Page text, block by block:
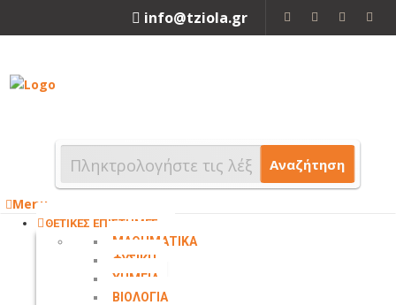
info@tziola.gr
Αναζήτηση
Menu
ΘΕΤΙΚΕΣ ΕΠΙΣΤΗΜΕΣ
ΜΑΘΗΜΑΤΙΚΑ
ΦΥΣΙΚΗ
ΧΗΜΕΙΑ
ΒΙΟΛΟΓΙΑ